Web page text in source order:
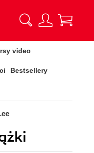
video
Bestsellery